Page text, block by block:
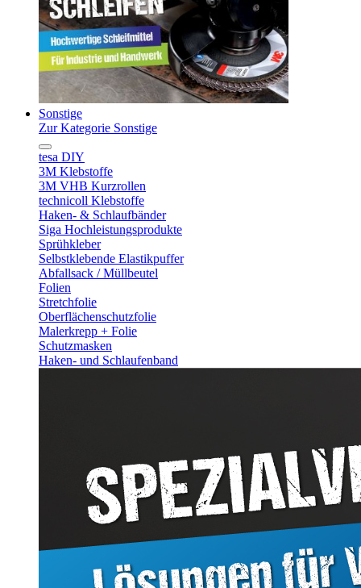
Sonstige
Zur Kategorie Sonstige
tesa DIY
3M Klebstoffe
3M VHB Kurzrollen
technicoll Klebstoffe
Haken- & Schlaufbänder
Siga Hochleistungsprodukte
Sprühkleber
Selbstklebende Elastikpuffer
Abfallsack / Müllbeutel
Folien
Stretchfolie
Oberflächenschutzfolie
Malerkrepp + Folie
Schutzmasken
Haken- und Schlaufenband